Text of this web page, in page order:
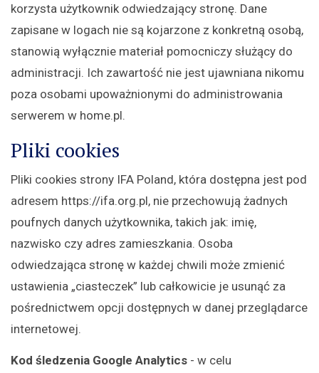
korzysta użytkownik odwiedzający stronę. Dane
zapisane w logach nie są kojarzone z konkretną osobą,
stanowią wyłącznie materiał pomocniczy służący do
administracji. Ich zawartość nie jest ujawniana nikomu
poza osobami upoważnionymi do administrowania
serwerem w home.pl.
Pliki cookies
Pliki cookies strony IFA Poland, która dostępna jest pod
adresem https://ifa.org.pl, nie przechowują żadnych
poufnych danych użytkownika, takich jak: imię,
nazwisko czy adres zamieszkania. Osoba
odwiedzająca stronę w każdej chwili może zmienić
ustawienia „ciasteczek” lub całkowicie je usunąć za
pośrednictwem opcji dostępnych w danej przeglądarce
internetowej.
Kod śledzenia Google Analytics - w celu